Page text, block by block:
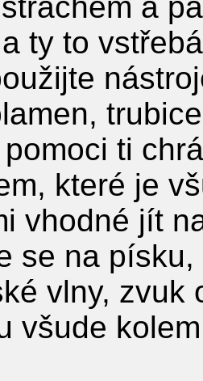
ty to
ti
které je
vhodné jít
se na
vlny, zvuk
všude